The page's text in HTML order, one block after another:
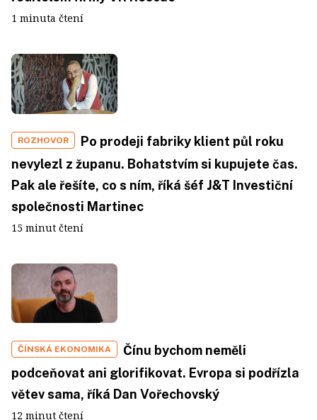
1 minuta čtení
ROZHOVOR
Po prodeji fabriky klient půl roku
nevylezl z županu. Bohatstvím si kupujete čas.
Pak ale řešíte, co s ním, říká šéf J&T Investiční
společnosti Martinec
15 minut čtení
ČÍNSKÁ EKONOMIKA
Čínu bychom neměli
podceňovat ani glorifikovat. Evropa si podřízla
větev sama, říká Dan Vořechovský
12 minut čtení